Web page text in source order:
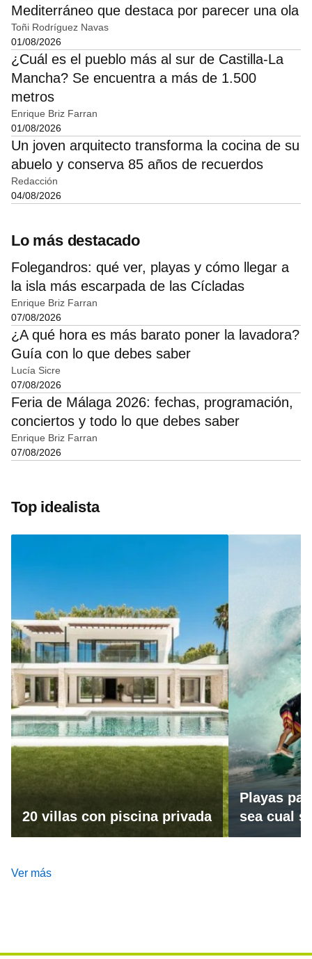
Mediterráneo que destaca por parecer una ola
Toñi Rodríguez Navas
01/08/2026
¿Cuál es el pueblo más al sur de Castilla-La
Mancha? Se encuentra a más de 1.500
metros
Enrique Briz Farran
01/08/2026
Un joven arquitecto transforma la cocina de su
abuelo y conserva 85 años de recuerdos
Redacción
04/08/2026
Lo más destacado
Folegandros: qué ver, playas y cómo llegar a
la isla más escarpada de las Cícladas
Enrique Briz Farran
07/08/2026
¿A qué hora es más barato poner la lavadora?
Guía con lo que debes saber
Lucía Sicre
07/08/2026
Feria de Málaga 2026: fechas, programación,
conciertos y todo lo que debes saber
Enrique Briz Farran
07/08/2026
Top idealista
20 villas con piscina privada
Playas
sea cual
Ver más